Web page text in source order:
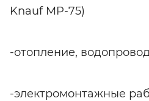
Knauf MP-75)
-отопление,
-электромонтажные